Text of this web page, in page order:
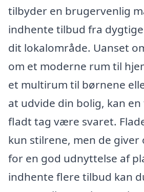
tilbyder en brugervenlig
indhente tilbud fra
dit lokalområde. Uanset
om et moderne rum til
et multirum til børnene
at udvide din bolig, kan
fladt tag være svaret.
kun stilrene, men de giver
for en god udnyttelse af
indhente flere tilbud kan